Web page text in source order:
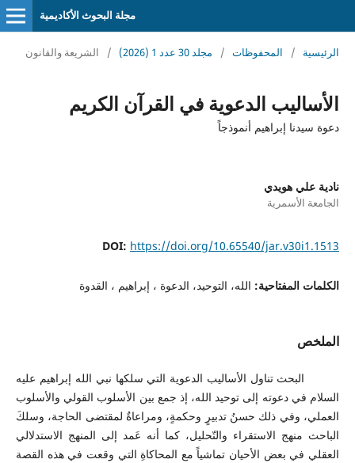
مجلة البحوث الأكاديمية
الرئيسية / المحفوظات / مجلد 30 عدد 1 (2026) / الشريعة والقانون
الأساليب الدعوية في القرآن الكريم
دعوة سيدنا إبراهيم أنموذجاً
نادية علي هويدي
الجامعة الأسمرية
DOI: https://doi.org/10.65540/jar.v30i1.1513
الكلمات المفتاحية: الله، التوحيد، الدعوة ، إبراهيم ، القدوة
الملخص
البحث تناول الأساليب الدعوية التي سلكها نبي الله إبراهيم عليه
السلام في دعوته إلى توحيد الله، إذ جمع بين الأسلوب القولي والأسلوب
العملي، وفي ذلك حسنُ تدبيرٍ وحكمةٍ، ومراعاةٌ لمقتضى الحاجة، وسلكَ
الباحث منهج الاستقراء والتّحليل، كما أنه عَمد إلى المنهج الاستدلالي
العقلي في بعض الأحيان تماشياً مع المحاكاةِ التي وقعت في هذه القصة